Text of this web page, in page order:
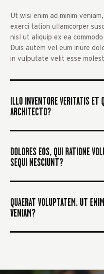
Ut wisi enim ad minim
exerci tation ullamcorper
nisl ut aliquip ex ea
Duis autem vel eum iriure
in vulputate velit esse
ILLO INVENTORE VERITATIS ET
ARCHITECTO?
DOLORES EOS, QUI RATIONE
SEQUI NESCIUNT?
QUAERAT VOLUPTATEM. UT
VENIAM?